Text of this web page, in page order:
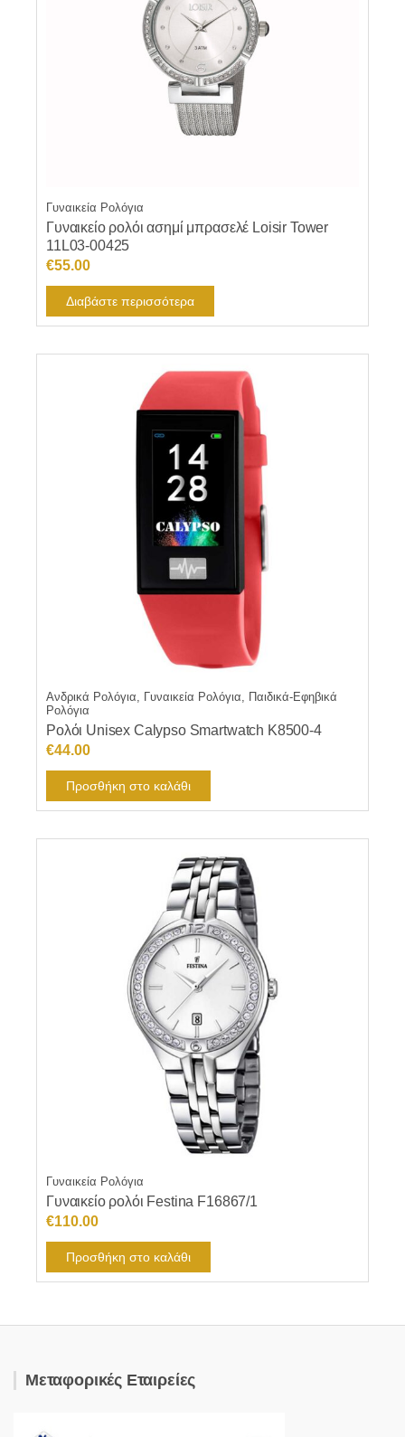
Γυναικεία Ρολόγια
Γυναικείο ρολόι ασημί μπρασελέ Loisir Tower
11L03-00425
€55.00
Διαβάστε περισσότερα
Ανδρικά Ρολόγια, Γυναικεία Ρολόγια, Παιδικά-Εφηβικά
Ρολόγια
Ρολόι Unisex Calypso Smartwatch K8500-4
€44.00
Προσθήκη στο καλάθι
Γυναικεία Ρολόγια
Γυναικείο ρολόι Festina F16867/1
€110.00
Προσθήκη στο καλάθι
Μεταφορικές Εταιρείες